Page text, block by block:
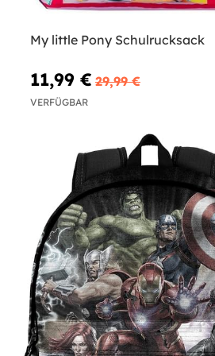
My little Pony Schulrucksack
11,99 € 29,99 €
VERFÜGBAR